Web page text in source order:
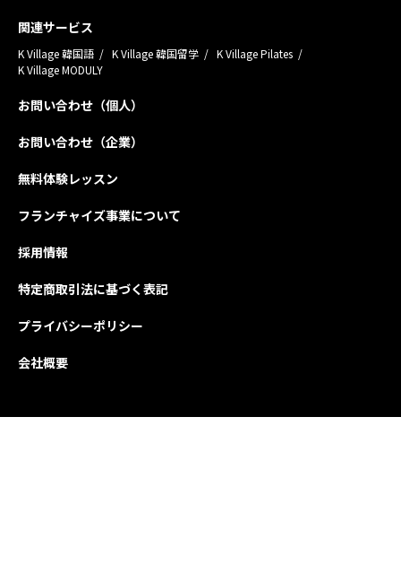
関連サービス
K Village 韓国語 K Village 韓国留学
K Village Pilates
K Village MODULY
お問い合わせ（個人）
お問い合わせ（企業）
無料体験レッスン
フランチャイズ事業について
採用情報
特定商取引法に基づく表記
プライバシーポリシー
会社概要